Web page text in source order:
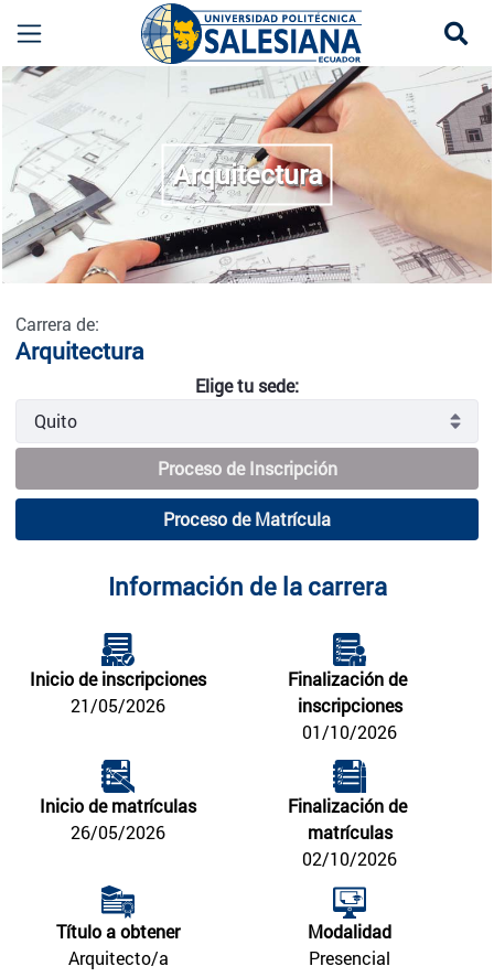
Arquitectura - Quito
more
Arquitectura
Carrera de:
Arquitectura
Elige tu sede:
Proceso de Inscripción
Proceso de Matrícula
Información de la carrera
Inicio de inscripciones
21/05/2026
Finalización de
inscripciones
01/10/2026
Inicio de matrículas
26/05/2026
Finalización de
matrículas
02/10/2026
Título a obtener
Arquitecto/a
Modalidad
Presencial